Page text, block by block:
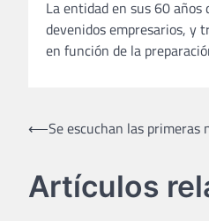
La entidad en sus 60
devenidos empresarios, y
en función de la
Navegación
entradas
⟵Se escuchan las primeras
Artículos